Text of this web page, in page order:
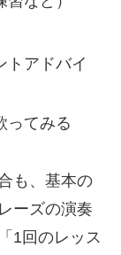
トアドバイ
ってみる
も、基本の
ーズの演奏
1回のレッス